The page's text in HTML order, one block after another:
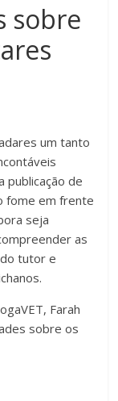
sobre
um tanto
publicação de
fome em frente
seja
as
tutor e
Farah
sobre os